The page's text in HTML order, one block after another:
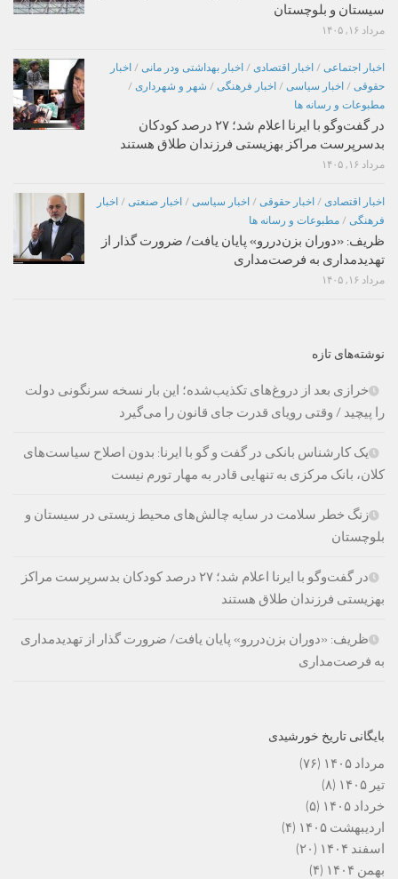
سیستان و بلوچستان
مرداد ۱۶, ۱۴۰۵
اخبار اجتماعی / اخبار اقتصادی / اخبار بهداشتی ودر مانی / اخبار
حقوقی / اخبار سیاسی / اخبار فرهنگی / شهر و شهرداری /
مطبوعات و رسانه ها
در گفت‌وگو با ایرنا اعلام شد؛ ۲۷ درصد کودکان
بدسرپرست مراکز بهزیستی فرزندان طلاق هستند
مرداد ۱۶, ۱۴۰۵
اخبار اقتصادی / اخبار حقوقی / اخبار سیاسی / اخبار صنعتی / اخبار
فرهنگی / مطبوعات و رسانه ها
ظریف: «دوران بزن‌دررو» پایان یافت/ ضرورت گذار از
تهدیدمداری به فرصت‌مداری
مرداد ۱۶, ۱۴۰۵
نوشته‌های تازه
خرازی بعد از دروغ‌های تکذیب‌شده؛ این بار نسخه سرنگونی دولت
را پیچید / وقتی رویای قدرت جای قانون را می‌گیرد
یک کارشناس بانکی در گفت و گو با ایرنا: بدون اصلاح سیاست‌های
کلان، بانک مرکزی به تنهایی قادر به مهار تورم نیست
زنگ خطر سلامت در سایه چالش‌های محیط زیستی در سیستان و
بلوچستان
در گفت‌وگو با ایرنا اعلام شد؛ ۲۷ درصد کودکان بدسرپرست مراکز
بهزیستی فرزندان طلاق هستند
ظریف: «دوران بزن‌دررو» پایان یافت/ ضرورت گذار از تهدیدمداری
به فرصت‌مداری
بایگانی تاریخ خورشیدی
مرداد ۱۴۰۵
(۷۶)
تیر ۱۴۰۵
(۸)
خرداد ۱۴۰۵
(۵)
اردیبهشت ۱۴۰۵
(۴)
اسفند ۱۴۰۴
(۲۰)
بهمن ۱۴۰۴
(۴)